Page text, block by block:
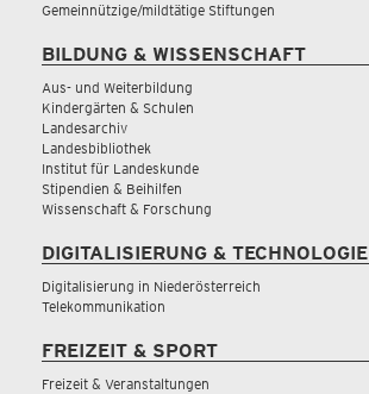
Gemeinnützige/mildtätige Stiftungen
BILDUNG & WISSENSCHAFT
Aus- und Weiterbildung
Kindergärten & Schulen
Landesarchiv
Landesbibliothek
Institut für Landeskunde
Stipendien & Beihilfen
Wissenschaft & Forschung
DIGITALISIERUNG & TECHNOLOGIE
Digitalisierung in Niederösterreich
Telekommunikation
FREIZEIT & SPORT
Freizeit & Veranstaltungen